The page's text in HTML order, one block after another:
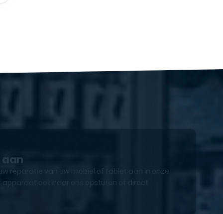
reparatie van uw mobiel of tablet aan in onze
ook naar ons opsturen of direct